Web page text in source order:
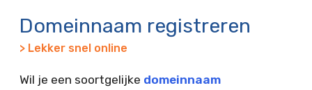
Domeinnaam registreren
> Lekker snel online
Wil je een soortgelijke domeinnaam